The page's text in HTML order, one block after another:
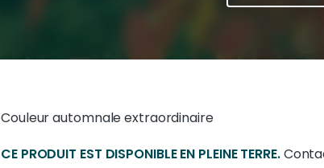
Couleur automnale extraordinaire
CE PRODUIT EST DISPONIBLE EN PLEINE TERRE.